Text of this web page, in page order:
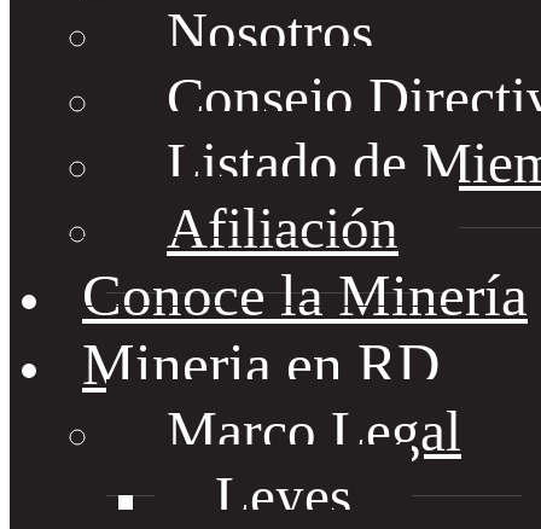
Nosotros
Consejo
Listado de
Afiliación
Conoce la Minería
Mineria en RD
Marco Legal
Leyes